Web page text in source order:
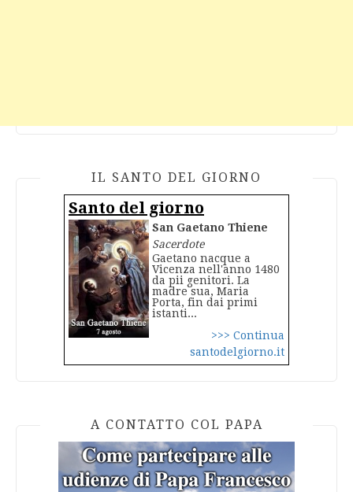
IL SANTO DEL GIORNO
Santo del giorno
San Gaetano Thiene
Sacerdote
Gaetano nacque a
Vicenza nell'anno 1480
da pii genitori. La
madre sua, Maria
Porta, fin dai primi
istanti...
>>> Continua
santodelgiorno.it
A CONTATTO COL PAPA